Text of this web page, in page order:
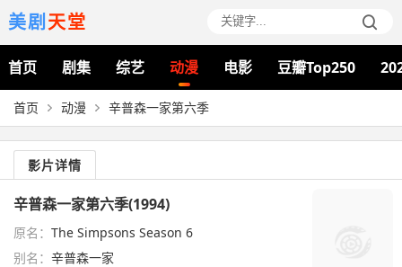
美剧天堂
首页 剧集 综艺 动漫 电影 豆瓣Top250
首页 动漫 辛普森一家第六季
影片详情
辛普森一家第六季(1994)
原名： The Simpsons Season 6
别名： 辛普森一家